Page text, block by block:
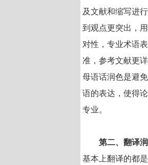
及文献和缩写进
到观点更突出，
对性，专业术语
准，参考文献更详
母语话润色是避
语的表达，使得
专业。
第二、翻译
基本上翻译的都